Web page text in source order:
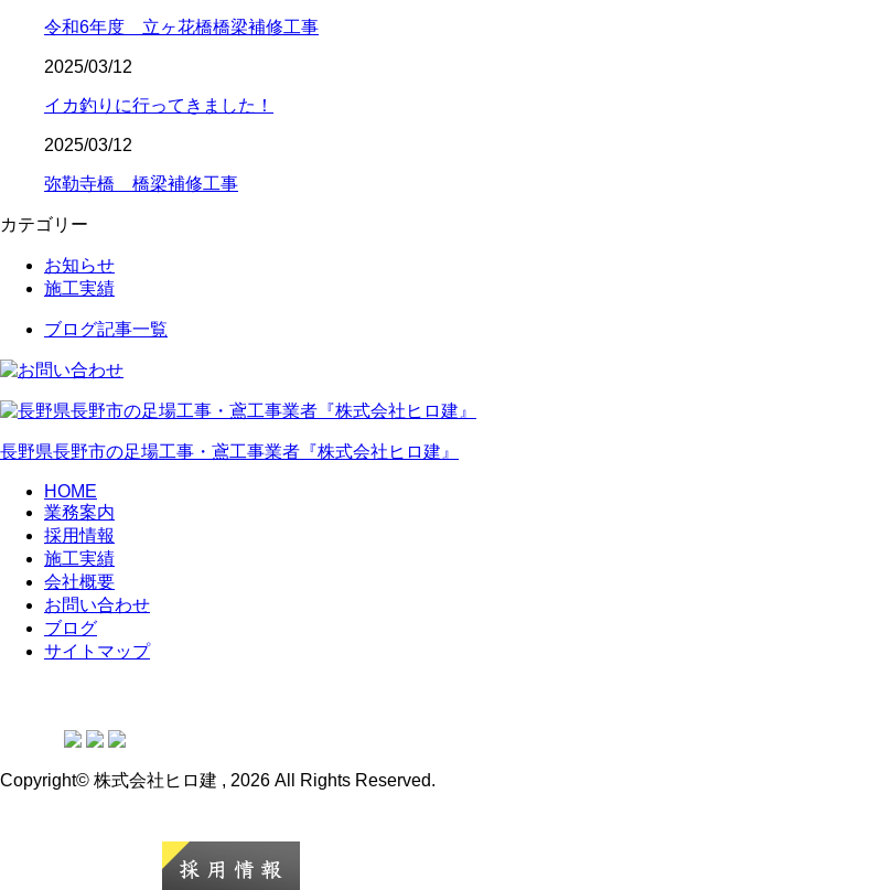
令和6年度 立ヶ花橋橋梁補修工事
2025/03/12
イカ釣りに行ってきました！
2025/03/12
弥勒寺橋 橋梁補修工事
カテゴリー
お知らせ
施工実績
ブログ記事一覧
長野県長野市の足場工事・鳶工事業者『株式会社ヒロ建』
HOME
業務案内
採用情報
施工実績
会社概要
お問い合わせ
ブログ
サイトマップ
Copyright© 株式会社ヒロ建 , 2026 All Rights Reserved.